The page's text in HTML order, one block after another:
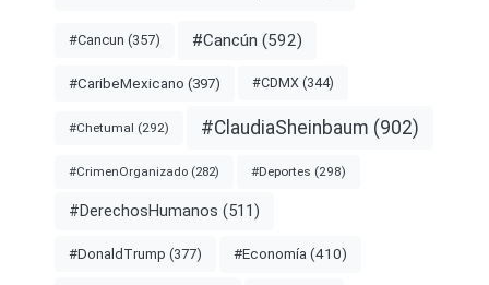
#Cancun (357) #Cancún (592)
#CaribeMexicano (397) #CDMX (344)
#Chetumal (292) #ClaudiaSheinbaum (902)
#CrimenOrganizado (282) #Deportes (298)
#DerechosHumanos (511)
#DonaldTrump (377) #Economía (410)